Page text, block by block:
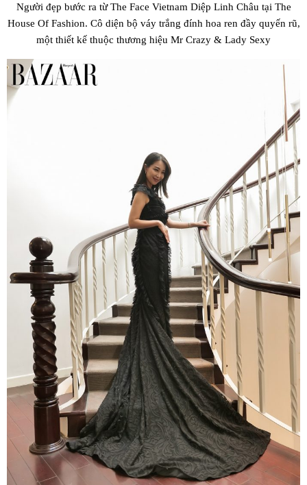
Người đẹp bước ra từ The Face Vietnam Diệp Linh Châu tại The
House Of Fashion. Cô diện bộ váy trắng đính hoa ren đầy quyến rũ,
một thiết kế thuộc thương hiệu Mr Crazy & Lady Sexy